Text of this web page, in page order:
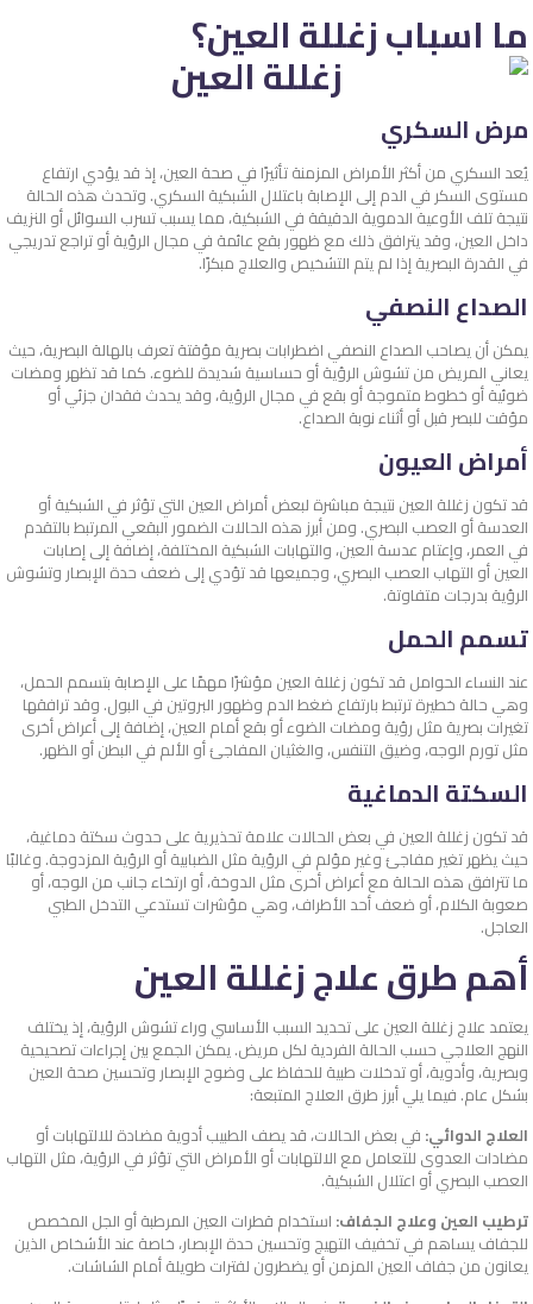
ما اسباب زغللة العين؟
مرض السكري
يُعد السكري من أكثر الأمراض المزمنة تأثيرًا في صحة العين، إذ قد يؤدي ارتفاع
مستوى السكر في الدم إلى الإصابة باعتلال الشبكية السكري. وتحدث هذه الحالة
نتيجة تلف الأوعية الدموية الدقيقة في الشبكية، مما يسبب تسرب السوائل أو النزيف
داخل العين، وقد يترافق ذلك مع ظهور بقع عائمة في مجال الرؤية أو تراجع تدريجي
في القدرة البصرية إذا لم يتم التشخيص والعلاج مبكرًا.
الصداع النصفي
يمكن أن يصاحب الصداع النصفي اضطرابات بصرية مؤقتة تعرف بالهالة البصرية، حيث
يعاني المريض من تشوش الرؤية أو حساسية شديدة للضوء. كما قد تظهر ومضات
ضوئية أو خطوط متموجة أو بقع في مجال الرؤية، وقد يحدث فقدان جزئي أو
مؤقت للبصر قبل أو أثناء نوبة الصداع.
أمراض العيون
قد تكون زغللة العين نتيجة مباشرة لبعض أمراض العين التي تؤثر في الشبكية أو
العدسة أو العصب البصري. ومن أبرز هذه الحالات الضمور البقعي المرتبط بالتقدم
في العمر، وإعتام عدسة العين، والتهابات الشبكية المختلفة، إضافة إلى إصابات
العين أو التهاب العصب البصري، وجميعها قد تؤدي إلى ضعف حدة الإبصار وتشوش
الرؤية بدرجات متفاوتة.
تسمم الحمل
عند النساء الحوامل قد تكون زغللة العين مؤشرًا مهمًا على الإصابة بتسمم الحمل،
وهي حالة خطيرة ترتبط بارتفاع ضغط الدم وظهور البروتين في البول. وقد ترافقها
تغيرات بصرية مثل رؤية ومضات الضوء أو بقع أمام العين، إضافة إلى أعراض أخرى
مثل تورم الوجه، وضيق التنفس، والغثيان المفاجئ أو الألم في البطن أو الظهر.
السكتة الدماغية
قد تكون زغللة العين في بعض الحالات علامة تحذيرية على حدوث سكتة دماغية،
حيث يظهر تغير مفاجئ وغير مؤلم في الرؤية مثل الضبابية أو الرؤية المزدوجة. وغالبًا
ما تترافق هذه الحالة مع أعراض أخرى مثل الدوخة، أو ارتخاء جانب من الوجه، أو
صعوبة الكلام، أو ضعف أحد الأطراف، وهي مؤشرات تستدعي التدخل الطبي
العاجل.
أهم طرق علاج زغللة العين
يعتمد علاج زغللة العين على تحديد السبب الأساسي وراء تشوش الرؤية، إذ يختلف
النهج العلاجي حسب الحالة الفردية لكل مريض. يمكن الجمع بين إجراءات تصحيحية
وبصرية، وأدوية، أو تدخلات طبية للحفاظ على وضوح الإبصار وتحسين صحة العين
بشكل عام. فيما يلي أبرز طرق العلاج المتبعة:
العلاج الدوائي: في بعض الحالات، قد يصف الطبيب أدوية مضادة للالتهابات أو
مضادات العدوى للتعامل مع الالتهابات أو الأمراض التي تؤثر في الرؤية، مثل التهاب
العصب البصري أو اعتلال الشبكية.
ترطيب العين وعلاج الجفاف: استخدام قطرات العين المرطبة أو الجل المخصص
للجفاف يساهم في تخفيف التهيج وتحسين حدة الإبصار، خاصة عند الأشخاص الذين
يعانون من جفاف العين المزمن أو يضطرون لفترات طويلة أمام الشاشات.